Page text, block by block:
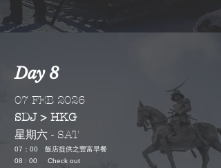
Day 8
07 FEB 2026
SDJ > HKG
星期六 - SAT
07：00 飯店提供之豐富早餐
08 : 00 Check out